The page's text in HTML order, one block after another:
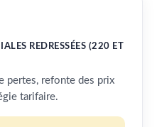
REDRESSÉES (220 ET
pertes, refonte des prix
tarifaire.